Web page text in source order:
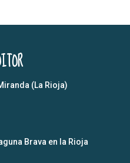
(La Rioja)
Brava en la Rioja